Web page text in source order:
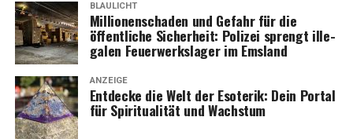
BLAULICHT
Mil­lio­nen­scha­den und Gefahr für die
öffent­li­che Sicher­heit: Poli­zei sprengt ille­
ga­len Feu­er­werks­la­ger im Emsland
ANZEIGE
Ent­de­cke die Welt der Eso­te­rik: Dein Por­tal
für Spi­ri­tua­li­tät und Wachstum